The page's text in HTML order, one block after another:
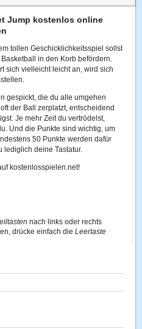
Jump kostenlos online
tollen Geschicklichkeitsspiel sollst
in den Korb befördern.
sich vielleicht leicht an, wird sich
gespickt, die du alle umgehen
der Ball zerplatzt, entscheidend
Je mehr Zeit du vertrödelst,
Und die Punkte sind wichtig, um
50 Punkte werden dafür
lediglich deine Tastatur.
kostenlosspielen.net!
nach links oder rechts
drücke einfach dieLeertaste